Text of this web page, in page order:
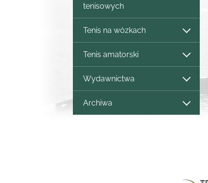
tenisowych
Tenis na wózkach
Tenis amatorski
Wydawnictwa
Archiwa